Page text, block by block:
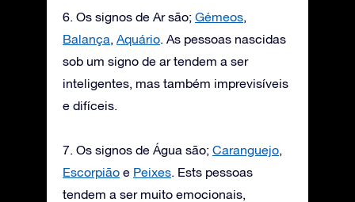
6. Os signos de Ar são; Gémeos,
Balança, Aquário. As pessoas nascidas
sob um signo de ar tendem a ser
inteligentes, mas também imprevisíveis
e difíceis.
7. Os signos de Água são; Caranguejo,
Escorpião e Peixes. Ests pessoas
tendem a ser muito emocionais,